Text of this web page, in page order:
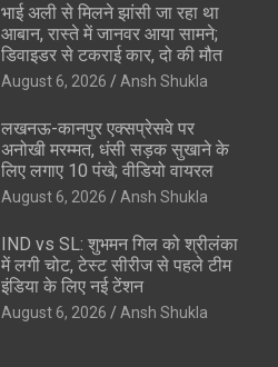
भाई अली से मिलने झांसी जा रहा था
आबान, रास्ते में जानवर आया सामने;
डिवाइडर से टकराई कार, दो की मौत
August 6, 2026 Ansh Shukla
लखनऊ-कानपुर एक्सप्रेसवे पर
अनोखी मरम्मत, धंसी सड़क सुखाने के
लिए लगाए 10 पंखे; वीडियो वायरल
August 6, 2026 Ansh Shukla
IND vs SL: शुभमन गिल को श्रीलंका
में लगी चोट, टेस्ट सीरीज से पहले टीम
इंडिया के लिए नई टेंशन
August 6, 2026 Ansh Shukla